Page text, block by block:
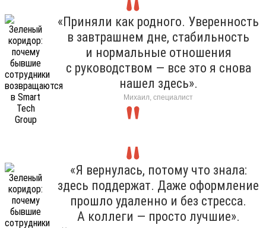
«Приняли как родного. Уверенность
в завтрашнем дне, стабильность
и нормальные отношения
с руководством — все это я снова
нашел здесь».
Михаил, специалист
«Я вернулась, потому что знала:
здесь поддержат. Даже оформление
прошло удаленно и без стресса.
А коллеги — просто лучшие».